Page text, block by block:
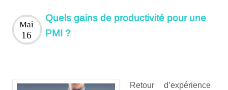
Quels gains de productivité pour une
PMI ?
Mai
16
Retour d’expérience